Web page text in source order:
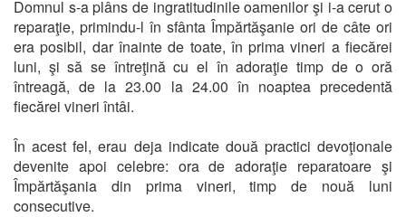
Domnul s-a plâns de ingratitudinile oamenilor şi i-a cerut o
reparaţie, primindu-l în sfânta Împărtăşanie ori de câte ori
era posibil, dar înainte de toate, în prima vineri a fiecărei
luni, şi să se întreţină cu el în adoraţie timp de o oră
întreagă, de la 23.00 la 24.00 în noaptea precedentă
fiecărei vineri întâi.
În acest fel, erau deja indicate două practici devoţionale
devenite apoi celebre: ora de adoraţie reparatoare şi
Împărtăşania din prima vineri, timp de nouă luni
consecutive.